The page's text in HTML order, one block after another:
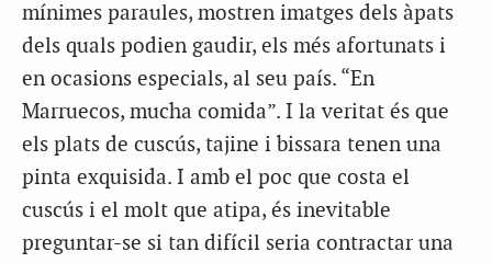
mínimes paraules, mostren imatges dels àpats
dels quals podien gaudir, els més afortunats i
en ocasions especials, al seu país. “En
Marruecos, mucha comida”. I la veritat és que
els plats de cuscús, tajine i bissara tenen una
pinta exquisida. I amb el poc que costa el
cuscús i el molt que atipa, és inevitable
preguntar-se si tan difícil seria contractar una